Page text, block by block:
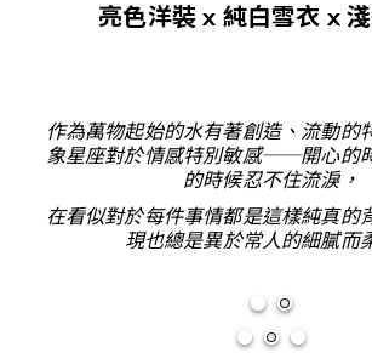
亮色洋裝 x 純白雪衣 x
作為萬物起始的水有著創造、流動的
象星座對於情感特別敏感──開心的
的時候忍不住流淚，
在看似對於每件事情都是這樣純真的
現也總是異於常人的細膩而